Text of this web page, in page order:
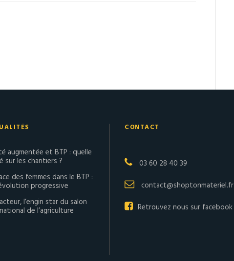
augmentée et BTP : quelle
sur les chantiers ?
des femmes dans le BTP :
progressive
l’engin star du salon
de l’agriculture
CONTACT
03 60 28 40 39
contact@shoptonmateriel.fr
Retrouvez nous sur facebook